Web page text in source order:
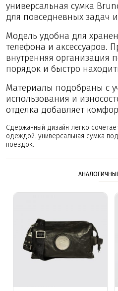
универсальная сумка
для повседневных задач
Модель удобна для
телефона и аксессуаров.
внутренняя организация
порядок и быстро
Материалы подобраны с
использования и
отделка добавляет
Сдержанный дизайн легко
одеждой. универсальная сумка
поездок.